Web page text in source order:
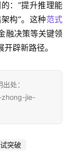
：”提升推理能
构”。这种范式
融决策等关键领
辟新路径。
处：
jie-
突破